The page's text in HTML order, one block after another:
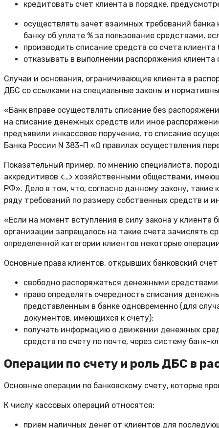
кредитовать счет клиента в порядке,
осуществлять зачет взаимных требований
банку об уплате % за пользование средствами,
производить списание средств со счета
отказывать в выполнении распоряжения
Случаи и основания, ограничивающие клиента в
ДБС со ссылками на специальные законы и
«Банк вправе осуществлять списание без
на списание денежных средств или иное
предъявили инкассовое поручение, то списание
Банка России N 383-П «О правилах осуществления
Показательный пример, по мнению специалиста,
аккредитивов <…> хозяйственными обществами,
РФ». Дело в том, что, согласно данному закону, такие
ряду требований по размеру собственных средств и
«Если на момент вступления в силу закона у
организации запрещалось на такие счета зачислять
определенной категории клиентов некоторые
Основные права клиентов, открывших банковский счет
свободно распоряжаться денежными
право определять очередность списания
представленным в банке одновременно (для
документов, имеющихся к счету);
получать информацию о движении денежных
средств по счету по почте, через систему банк-
Операции по счету и роль ДБС в
Основные операции по банковскому счету, которые
К числу кассовых операций относятся:
прием наличных денег от клиентов для